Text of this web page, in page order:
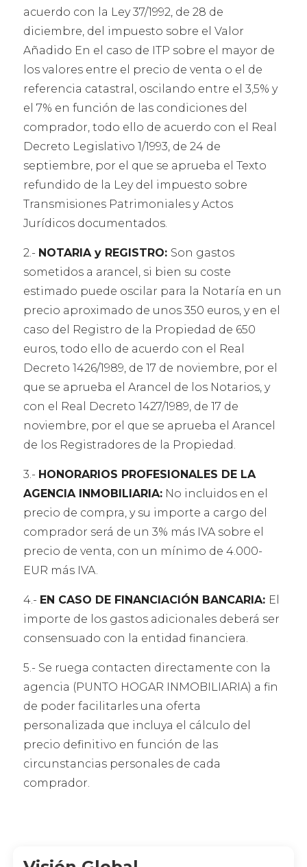
acuerdo con la Ley 37/1992, de 28 de
diciembre, del impuesto sobre el Valor
Añadido En el caso de ITP sobre el mayor de
los valores entre el precio de venta o el de
referencia catastral, oscilando entre el 3,5% y
el 7% en función de las condiciones del
comprador, todo ello de acuerdo con el Real
Decreto Legislativo 1/1993, de 24 de
septiembre, por el que se aprueba el Texto
refundido de la Ley del impuesto sobre
Transmisiones Patrimoniales y Actos
Jurídicos documentados.
2.- NOTARIA y REGISTRO: Son gastos
sometidos a arancel, si bien su coste
estimado puede oscilar para la Notaría en un
precio aproximado de unos 350 euros, y en el
caso del Registro de la Propiedad de 650
euros, todo ello de acuerdo con el Real
Decreto 1426/1989, de 17 de noviembre, por el
que se aprueba el Arancel de los Notarios, y
con el Real Decreto 1427/1989, de 17 de
noviembre, por el que se aprueba el Arancel
de los Registradores de la Propiedad.
3.- HONORARIOS PROFESIONALES DE LA
AGENCIA INMOBILIARIA: No incluidos en el
precio de compra, y su importe a cargo del
comprador será de un 3% más IVA sobre el
precio de venta, con un mínimo de 4.000-
EUR más IVA.
4.- EN CASO DE FINANCIACIÓN BANCARIA: El
importe de los gastos adicionales deberá ser
consensuado con la entidad financiera.
5.- Se ruega contacten directamente con la
agencia (PUNTO HOGAR INMOBILIARIA) a fin
de poder facilitarles una oferta
personalizada que incluya el cálculo del
precio definitivo en función de las
circunstancias personales de cada
comprador.